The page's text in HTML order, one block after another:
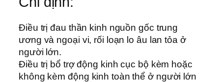
Điều trị đau thần kinh nguồn gốc trung
ương và ngoại vi, rối loạn lo âu lan tỏa ở
người lớn.
Điều trị bổ trợ động kinh cục bộ kèm hoặc
không kèm động kinh toàn thể ở người lớn